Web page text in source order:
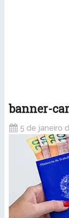
banner-
5 de janeiro